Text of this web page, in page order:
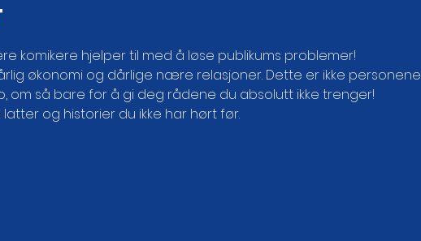
komikere hjelper til med å løse publikums problemer!
økonomi og dårlige nære relasjoner. Dette er ikke personene
om så bare for å gi deg rådene du absolutt ikke trenger!
og historier du ikke har hørt før.